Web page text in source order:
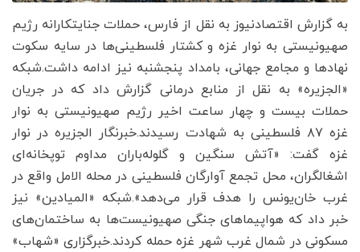
به گزارش اقتصادنیوز به نقل از فارس، حملات جنایتکارانه رژیم
صهیونیستی به نوار غزه و کشتار فلسطینی‌ها در سایه سکوت
نهادها و مجامع جهانی، بامداد پنجشنبه نیز ادامه داشت.شبکه
«الجزیره» به نقل از منابع درمانی گزارش داد که در جریان
حملات بیست و چهار ساعت اخیر رژیم صهیونیستی به نوار
غزه ۸۷ فلسطینی به شهادت رسیدند.خبرنگار الجزیره در نوار
غزه گفت: «آتش سنگین و گلوله‌باران مداوم توپخانه‌ای
اشغالگران، محل تجمع آوارگان فلسطینی در محله الامل واقع در
غرب خان‌یونس را هدف قرار می‌دهد».شبکه «المیادین» نیز
خبر داد که هواپیماهای جنگی صهیونیست‌ها به ساختمان‌های
مسکونی در شمال غرب شهر غزه حمله کردند.خبرگزاری «شهاب»